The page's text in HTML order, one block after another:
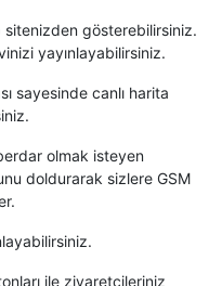
sitenizden gösterebilirsiniz.
yayınlayabilirsiniz.
sayesinde canlı harita
olmak isteyen
doldurarak sizlere GSM
ile ziyaretçileriniz